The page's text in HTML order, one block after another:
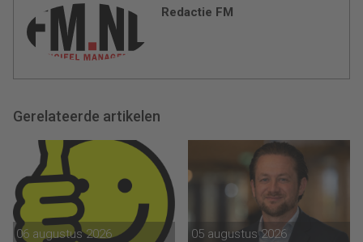
Redactie FM
Gerelateerde artikelen
06 augustus 2026 05 augustus 2026